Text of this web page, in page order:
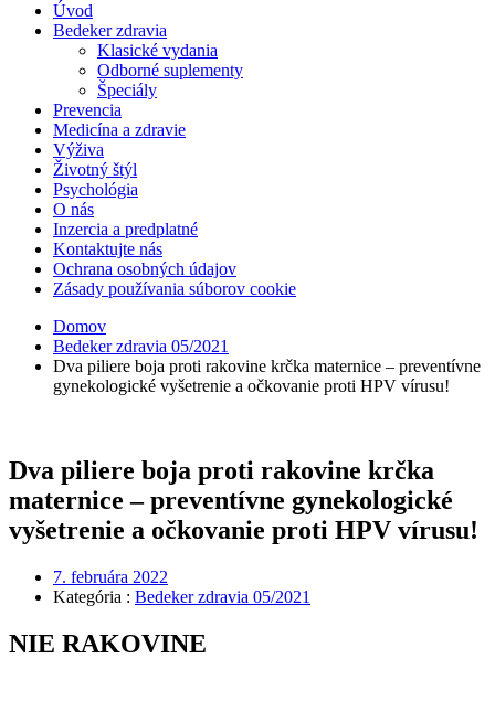
Úvod
Bedeker zdravia
Klasické vydania
Odborné suplementy
Špeciály
Prevencia
Medicína a zdravie
Výživa
Životný štýl
Psychológia
O nás
Inzercia a predplatné
Kontaktujte nás
Ochrana osobných údajov
Zásady používania súborov cookie
Domov
Bedeker zdravia 05/2021
Dva piliere boja proti rakovine krčka maternice – preventívne
gynekologické vyšetrenie a očkovanie proti HPV vírusu!
Dva piliere boja proti rakovine krčka
maternice – preventívne gynekologické
vyšetrenie a očkovanie proti HPV vírusu!
7. februára 2022
Kategória : Bedeker zdravia 05/2021
NIE RAKOVINE